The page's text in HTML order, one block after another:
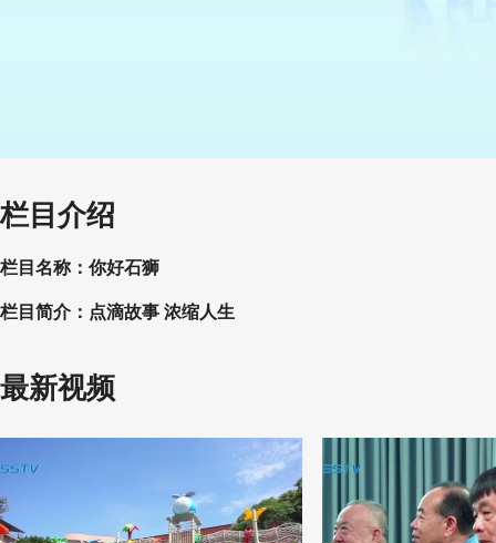
栏目介绍
栏目名称：你好石狮
栏目简介：点滴故事 浓缩人生
最新视频